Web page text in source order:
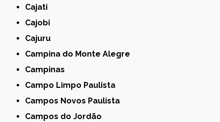
Cajati
Cajobi
Cajuru
Campina do Monte Alegre
Campinas
Campo Limpo Paulista
Campos Novos Paulista
Campos do Jordão